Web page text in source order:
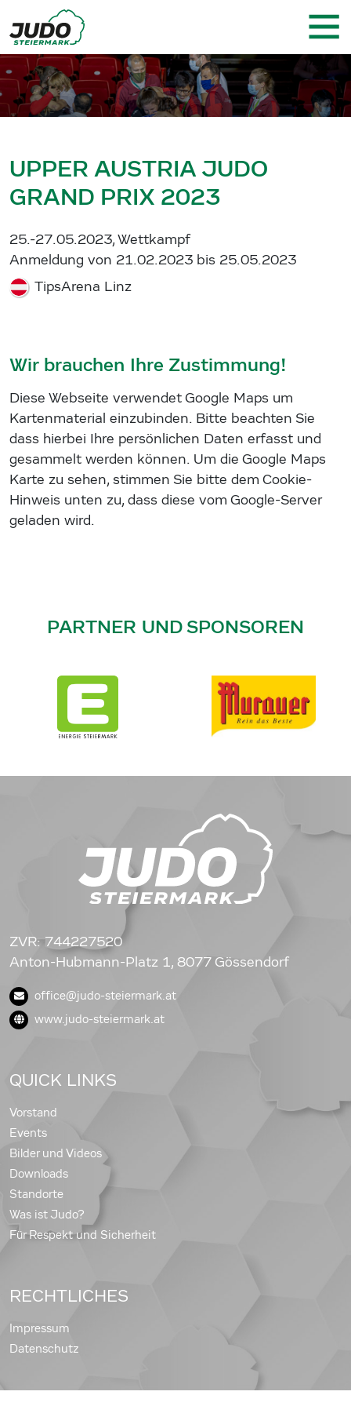
UPPER AUSTRIA JUDO
GRAND PRIX 2023
25.-27.05.2023, Wettkampf
Anmeldung von 21.02.2023 bis 25.05.2023
TipsArena Linz
Wir brauchen Ihre Zustimmung!
Diese Webseite verwendet Google Maps um
Kartenmaterial einzubinden. Bitte beachten Sie
dass hierbei Ihre persönlichen Daten erfasst und
gesammelt werden können. Um die Google Maps
Karte zu sehen, stimmen Sie bitte dem Cookie-
Hinweis unten zu, dass diese vom Google-Server
geladen wird.
PARTNER UND SPONSOREN
ZVR: 744227520
Anton-Hubmann-Platz 1, 8077 Gössendorf
office@judo-steiermark.at
www.judo-steiermark.at
QUICK LINKS
Vorstand
Events
Bilder und Videos
Downloads
Standorte
Was ist Judo?
Für Respekt und Sicherheit
RECHTLICHES
Impressum
Datenschutz